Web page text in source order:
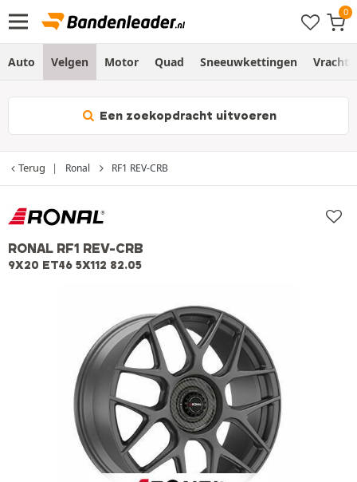
Auto Velgen Motor Quad Sneeuwkettingen
Een zoekopdracht uitvoeren
Terug Ronal RF1 REV-CRB
RONAL RF1 REV-CRB
9X20 ET46 5X112 82.05